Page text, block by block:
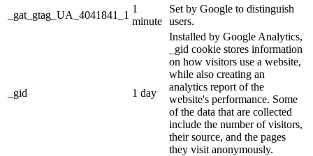
_gat_gtag_UA_4041841_1
1
minute
Set by Google to distinguish
users.
_gid 1 day
Installed by Google Analytics,
_gid cookie stores information
on how visitors use a website,
while also creating an
analytics report of the
website's performance. Some
of the data that are collected
include the number of visitors,
their source, and the pages
they visit anonymously.